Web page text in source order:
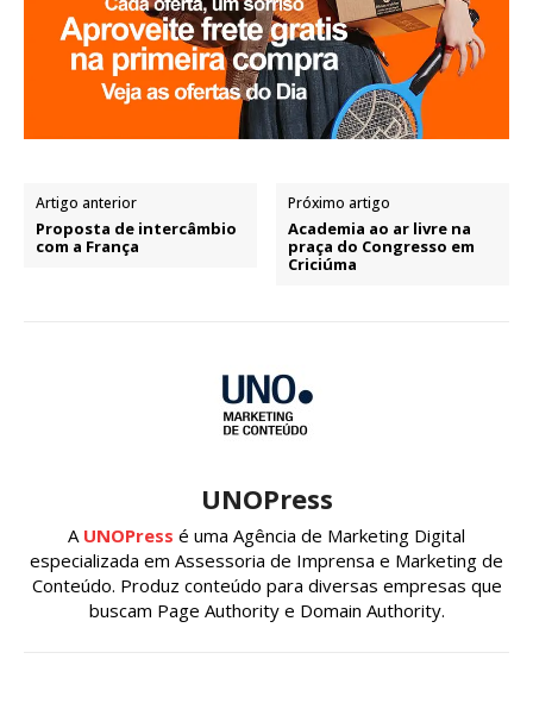
Artigo anterior
Proposta de intercâmbio
com a França
Próximo artigo
Academia ao ar livre na
praça do Congresso em
Criciúma
UNOPress
A UNOPress é uma Agência de Marketing Digital
especializada em Assessoria de Imprensa e Marketing de
Conteúdo. Produz conteúdo para diversas empresas que
buscam Page Authority e Domain Authority.